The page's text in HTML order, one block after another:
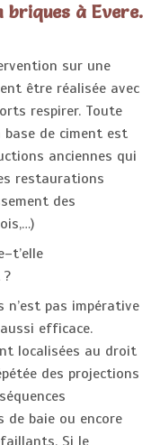
briques à Evere.
sur une
être réalisée avec
respirer. Toute
de ciment est
anciennes qui
restaurations
des
pas impérative
efficace.
localisées au droit
des projections
de baie ou encore
Si le